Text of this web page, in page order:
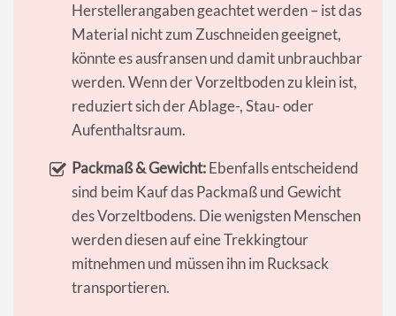
Herstellerangaben geachtet werden – ist das
Material nicht zum Zuschneiden geeignet,
könnte es ausfransen und damit unbrauchbar
werden. Wenn der Vorzeltboden zu klein ist,
reduziert sich der Ablage-, Stau- oder
Aufenthaltsraum.
Packmaß & Gewicht:Ebenfalls entscheidend
sind beim Kauf das Packmaß und Gewicht
des Vorzeltbodens. Die wenigsten Menschen
werden diesen auf eine Trekkingtour
mitnehmen und müssen ihn im Rucksack
transportieren.